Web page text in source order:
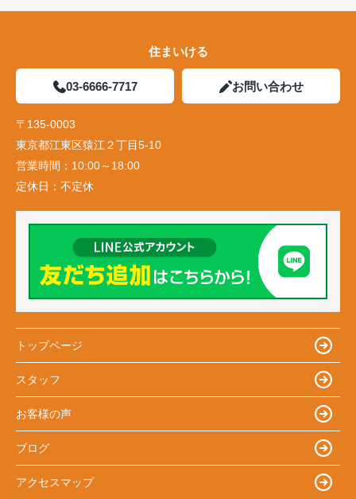
住まいける
03-6666-7717 お問い合わせ
〒135-0003
東京都江東区猿江２丁目5-10
営業時間： 10:00～18:00
定休日： 不定休
トップページ
スタッフ
お客様の声
ブログ
アクセスマップ